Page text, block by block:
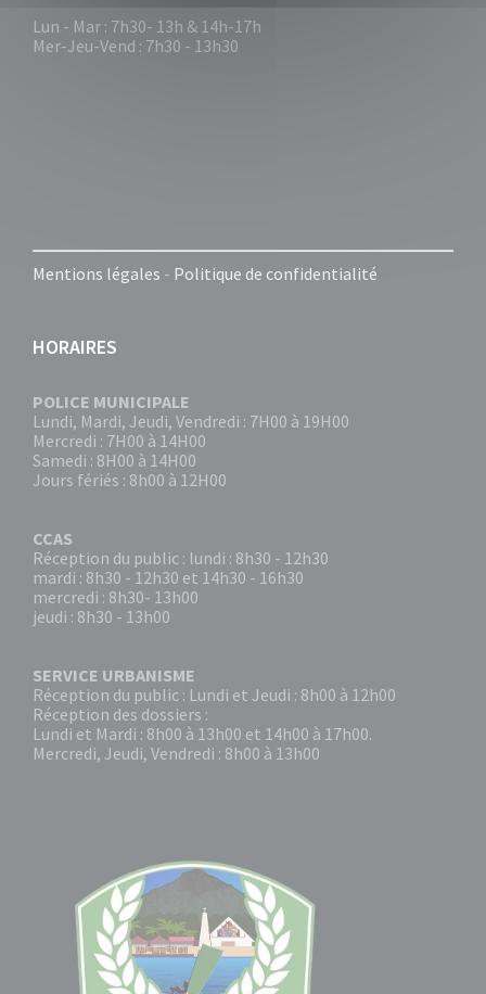
Lun - Mar : 7h30- 13h & 14h-17h
Mer-Jeu-Vend : 7h30 - 13h30
Mentions légales - Politique de confidentialité
HORAIRES
POLICE MUNICIPALE
Lundi, Mardi, Jeudi, Vendredi : 7H00 à 19H00
Mercredi : 7H00 à 14H00
Samedi : 8H00 à 14H00
Jours fériés : 8h00 à 12H00
CCAS
Réception du public : lundi : 8h30 - 12h30
mardi : 8h30 - 12h30 et 14h30 - 16h30
mercredi : 8h30- 13h00
jeudi : 8h30 - 13h00
SERVICE URBANISME
Réception du public : Lundi et Jeudi : 8h00 à 12h00
Réception des dossiers :
Lundi et Mardi : 8h00 à 13h00 et 14h00 à 17h00.
Mercredi, Jeudi, Vendredi : 8h00 à 13h00